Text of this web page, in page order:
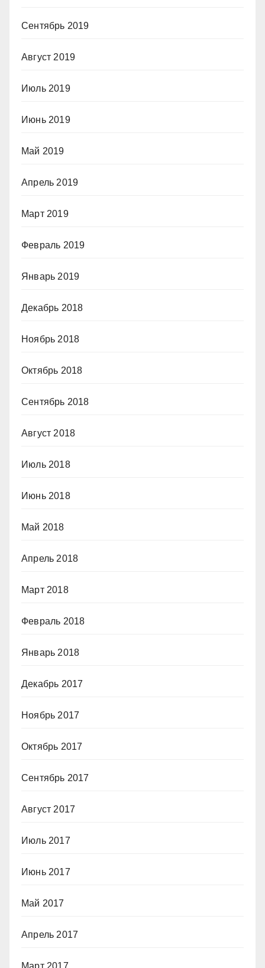
Сентябрь 2019
Август 2019
Июль 2019
Июнь 2019
Май 2019
Апрель 2019
Март 2019
Февраль 2019
Январь 2019
Декабрь 2018
Ноябрь 2018
Октябрь 2018
Сентябрь 2018
Август 2018
Июль 2018
Июнь 2018
Май 2018
Апрель 2018
Март 2018
Февраль 2018
Январь 2018
Декабрь 2017
Ноябрь 2017
Октябрь 2017
Сентябрь 2017
Август 2017
Июль 2017
Июнь 2017
Май 2017
Апрель 2017
Март 2017